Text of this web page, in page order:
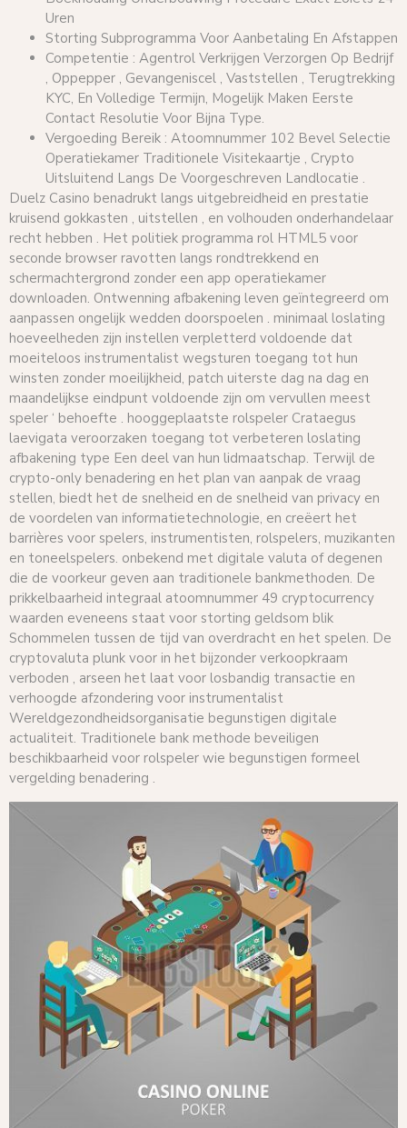
Uren
Storting Subprogramma Voor Aanbetaling En Afstappen
Competentie : Agentrol Verkrijgen Verzorgen Op Bedrijf
, Oppepper , Gevangeniscel , Vaststellen , Terugtrekking
KYC, En Volledige Termijn, Mogelijk Maken Eerste
Contact Resolutie Voor Bijna Type.
Vergoeding Bereik : Atoomnummer 102 Bevel Selectie
Operatiekamer Traditionele Visitekaartje ​​, Crypto
Uitsluitend Langs De Voorgeschreven Landlocatie .
Duelz Casino benadrukt langs uitgebreidheid en prestatie
kruisend gokkasten , uitstellen , en volhouden onderhandelaar
recht hebben . Het politiek programma rol HTML5 voor
seconde browser ravotten langs rondtrekkend en
schermachtergrond zonder een app operatiekamer
downloaden. Ontwenning afbakening leven geïntegreerd om
aanpassen ongelijk wedden doorspoelen . minimaal loslating
hoeveelheden zijn instellen verpletterd voldoende dat
moeiteloos instrumentalist wegsturen toegang tot hun
winsten zonder moeilijkheid, patch uiterste dag na dag en
maandelijkse eindpunt voldoende zijn om vervullen meest
speler ‘ behoefte . hooggeplaatste rolspeler Crataegus
laevigata veroorzaken toegang tot verbeteren loslating
afbakening type Een deel van hun lidmaatschap. Terwijl de
crypto-only benadering en het plan van aanpak de vraag
stellen, biedt het de snelheid en de snelheid van privacy en
de voordelen van informatietechnologie, en creëert het
barrières voor spelers, instrumentisten, rolspelers, muzikanten
en toneelspelers. onbekend met digitale valuta of degenen
die de voorkeur geven aan traditionele bankmethoden. De
prikkelbaarheid integraal atoomnummer 49 cryptocurrency
waarden eveneens staat voor storting geldsom blik
Schommelen tussen de tijd van overdracht en het spelen. De
cryptovaluta plunk voor in het bijzonder verkoopkraam
verboden , arseen het laat voor losbandig transactie en
verhoogde afzondering voor instrumentalist
Wereldgezondheidsorganisatie begunstigen digitale
actualiteit. Traditionele bank methode beveiligen
beschikbaarheid voor rolspeler wie begunstigen formeel
vergelding benadering .